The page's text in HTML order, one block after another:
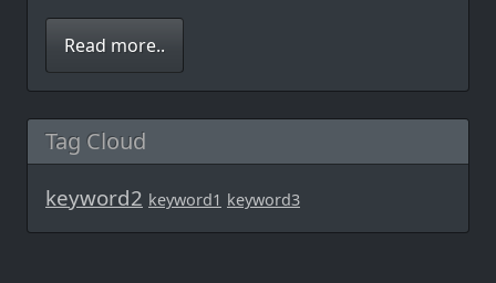
Read more..
Tag Cloud
keyword2 keyword1 keyword3